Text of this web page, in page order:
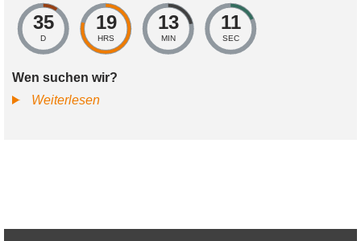
35
D
19
HRS
13
MIN
10
SEC
Wen suchen wir?
WeiterlesenYoung